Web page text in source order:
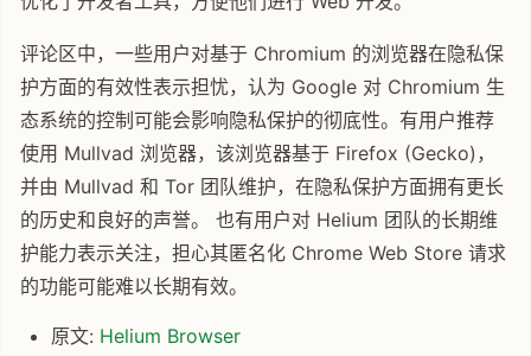
评论区中，一些用户对基于 Chromium 的浏览器在隐私保
护方面的有效性表示担忧，认为 Google 对 Chromium 生
态系统的控制可能会影响隐私保护的彻底性。有用户推荐
使用 Mullvad 浏览器，该浏览器基于 Firefox (Gecko)，
并由 Mullvad 和 Tor 团队维护，在隐私保护方面拥有更长
的历史和良好的声誉。 也有用户对 Helium 团队的长期维
护能力表示关注，担心其匿名化 Chrome Web Store 请求
的功能可能难以长期有效。
原文: Helium Browser